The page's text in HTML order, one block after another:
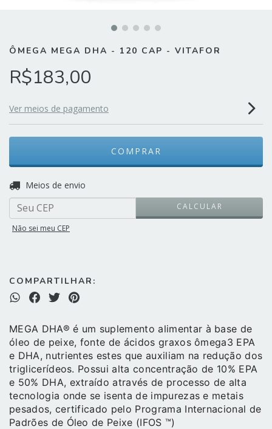
ÔMEGA MEGA DHA - 120 CAP - VITAFOR
R$183,00
Ver meios de pagamento
Entregas para o CEP:
Meios de envio
CALCULAR
Não sei meu CEP
COMPARTILHAR:
MEGA DHA® é um suplemento alimentar à base de
óleo de peixe, fonte de ácidos graxos ômega3 EPA
e DHA, nutrientes estes que auxiliam na redução dos
triglicerídeos. Possui alta concentração de 10% EPA
e 50% DHA, extraído através de processo de alta
tecnologia onde se isenta de impurezas e metais
pesados, certificado pelo Programa Internacional de
Padrões de Óleo de Peixe (IFOS ™)